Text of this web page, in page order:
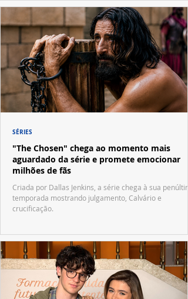
"The Chosen" chega ao momento mais
aguardado da série e promete emocionar
milhões de fãs
Criada por Dallas Jenkins, a série chega à sua
temporada mostrando julgamento, Calvário e
crucificação.
SÉRIES